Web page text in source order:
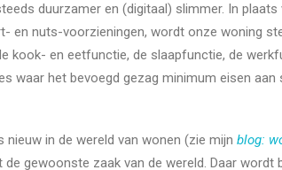
duurzamer en (digitaal) slimmer. In plaats
en nuts-voorzieningen, wordt onze woning
kook- en eetfunctie, de slaapfunctie, de
waar het bevoegd gezag minimum eisen
in de wereld van wonen (zie mijn blog:
gewoonste zaak van de wereld. Daar